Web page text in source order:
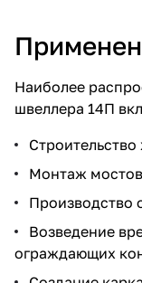
Наиболее
швеллера 14П
Монтаж
Производство
Возведение
ограждающих